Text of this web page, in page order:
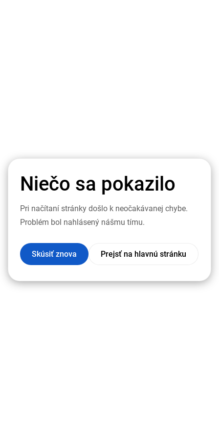
Niečo sa pokazilo
Pri načítaní stránky došlo k neočakávanej chybe.
Problém bol nahlásený nášmu tímu.
Skúsiť znova Prejsť na hlavnú stránku